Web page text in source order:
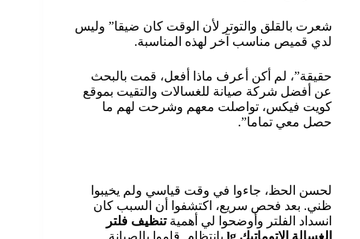
شعرت بالقلق والتوتر لأن الوقت كان ضيقا” وليس
لدي قميص مناسب آخر لهذه المناسبة.
حقيقة”، لم أكن أعرف ماذا أفعل، قمت بالبحث
عن أفضل شركة صيانة للغسالات والتقيت بموقع
كويت فيكس، تواصلت معهم وشرحت لهم ما
حصل معي تماما”.
لحسن الحظ، جاءوا في وقت قياسي ولم يخيبوا
ظني. بعد فحص سريع، اكتشفوا أن السبب كان
انسداد الفلتر وأوضحوا لي أهميةتنظيف فلتر